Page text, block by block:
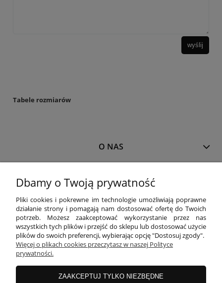
wyślij
Tabele rozmiarów
O NAS
MOJE KONTO
PŁATNOŚCI I DOSTAWA
INFORMACJE
KOLEKCJE
Dbamy o Twoją prywatność
Pliki cookies i pokrewne im technologie umożliwiają poprawne
działanie strony i pomagają nam dostosować ofertę do Twoich
potrzeb. Możesz zaakceptować wykorzystanie przez nas
wszystkich tych plików i przejść do sklepu lub dostosować użycie
plików do swoich preferencji, wybierając opcję "Dostosuj zgody".
Więcej o plikach cookies przeczytasz w naszej Polityce
prywatności.
ZAAKCEPTUJ TYLKO NIEZBĘDNE